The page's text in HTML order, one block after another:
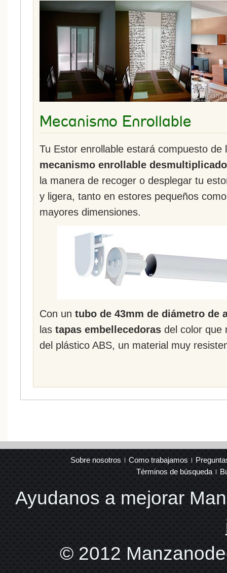
Mecanismo Enrollable
Tu Estor enrollable estará compuesto
mecanismo enrollable
la manera de recoger o desplegar tu
y ligera, tanto en estores pequeños
mayores dimensiones.
Con un tubo de 43mm de diámetro de
las tapas embellecedoras del color que
del plástico ABS, un material muy
Sobre nosotros Como trabajamos
Términos de búsqueda
Ayudanos a mejorar
© 2012